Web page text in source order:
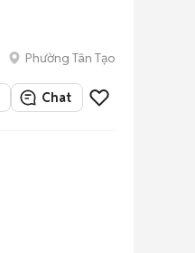
Phường Tân Tạo
Chat